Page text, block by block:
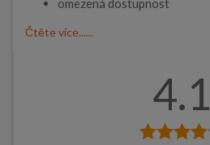
omezená dostupnost
Čtěte více......
4.1